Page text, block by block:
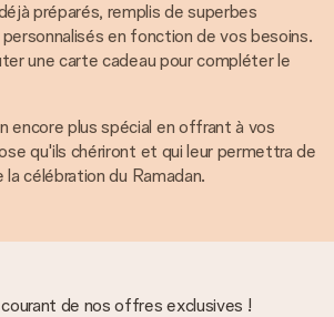
préparés, remplis de superbes
en fonction de vos besoins.
une carte cadeau pour compléter le
encore plus spécial en offrant à vos
qu'ils chériront et qui leur permettra de
célébration du Ramadan.
de nos offres exclusives !